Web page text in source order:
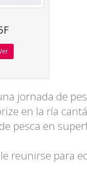
jornada de
en la ría
pesca en
reunirse para